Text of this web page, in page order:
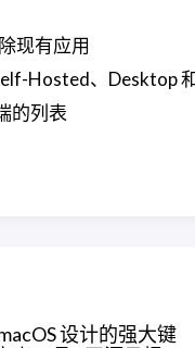
现有应用
Hosted、Desktop
的列表
设计的强大键